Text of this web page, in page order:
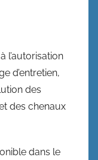
l’autorisation
d’entretien,
des
des chenaux
dans le